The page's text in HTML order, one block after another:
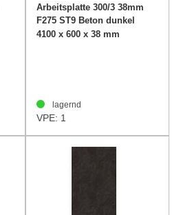
Arbeitsplatte 300/3 38mm
F275 ST9 Beton dunkel
4100 x 600 x 38 mm
lagernd
VPE: 1